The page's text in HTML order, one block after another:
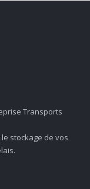
Transports
stockage de vos